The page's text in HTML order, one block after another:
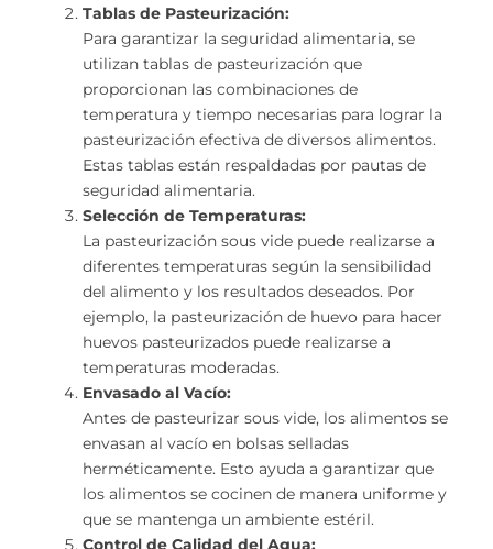
Tablas de Pasteurización:
Para garantizar la seguridad alimentaria, se
utilizan tablas de pasteurización que
proporcionan las combinaciones de
temperatura y tiempo necesarias para lograr la
pasteurización efectiva de diversos alimentos.
Estas tablas están respaldadas por pautas de
seguridad alimentaria.
Selección de Temperaturas:
La pasteurización sous vide puede realizarse a
diferentes temperaturas según la sensibilidad
del alimento y los resultados deseados. Por
ejemplo, la pasteurización de huevo para hacer
huevos pasteurizados puede realizarse a
temperaturas moderadas.
Envasado al Vacío:
Antes de pasteurizar sous vide, los alimentos se
envasan al vacío en bolsas selladas
herméticamente. Esto ayuda a garantizar que
los alimentos se cocinen de manera uniforme y
que se mantenga un ambiente estéril.